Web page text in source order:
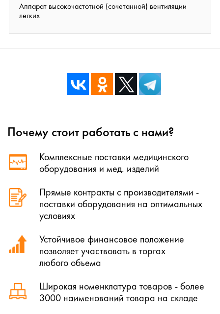
Аппарат высокочастотной (сочетанной) вентиляции
легких
Почему стоит работать с нами?
Комплексные поставки медицинского
оборудования и мед. изделий
Прямые контракты с производителями -
поставки оборудования на оптимальных
условиях
Устойчивое финансовое положение
позволяет участвовать в торгах
любого объема
Широкая номенклатура товаров - более
3000 наименований товара на складе